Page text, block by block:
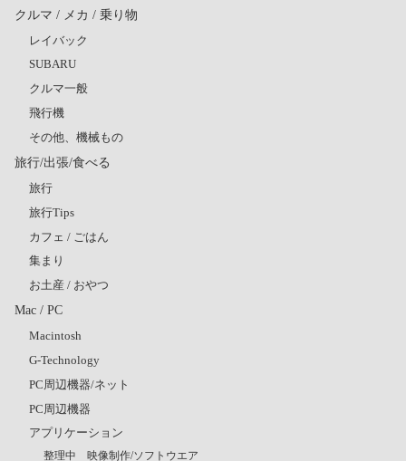
クルマ / メカ / 乗り物
レイバック
SUBARU
クルマ一般
飛行機
その他、機械もの
旅行/出張/食べる
旅行
旅行Tips
カフェ / ごはん
集まり
お土産 / おやつ
Mac / PC
Macintosh
G-Technology
PC周辺機器/ネット
PC周辺機器
アプリケーション
整理中 映像制作/ソフトウエア